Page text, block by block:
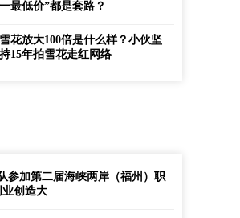
一最低价”都是套路？
雪花放大100倍是什么样？小伙坚
持15年拍雪花走红网络
参加第二届海峡两岸（福州）职
创造大